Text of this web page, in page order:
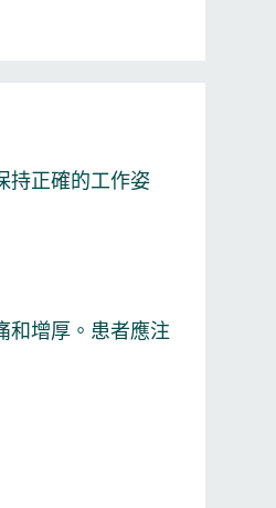
持正確的工作姿
和增厚。患者應注